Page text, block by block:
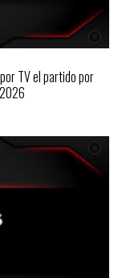
TV el partido por